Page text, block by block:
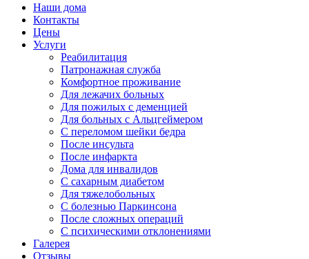
Наши дома
Контакты
Цены
Услуги
Реабилитация
Патронажная служба
Комфортное проживание
Для лежачих больных
Для пожилых с деменцией
Для больных с Альцгеймером
С переломом шейки бедра
После инсульта
После инфаркта
Дома для инвалидов
С сахарным диабетом
Для тяжелобольных
С болезнью Паркинсона
После сложных операций
С психическими отклонениями
Галерея
Отзывы